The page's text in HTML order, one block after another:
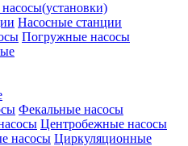
Насосные станции
Погружные насосы
Фекальные насосы
Центробежные насосы
Циркуляционные